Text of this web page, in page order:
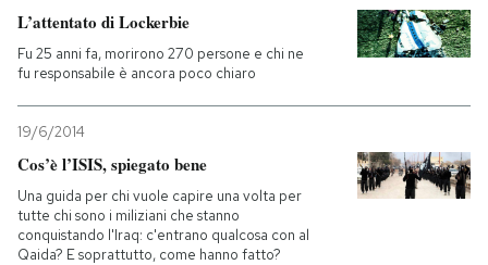
L’attentato di Lockerbie
Fu 25 anni fa, morirono 270 persone e chi ne
fu responsabile è ancora poco chiaro
19/6/2014
Cos’è l’ISIS, spiegato bene
Una guida per chi vuole capire una volta per
tutte chi sono i miliziani che stanno
conquistando l'Iraq: c'entrano qualcosa con al
Qaida? E soprattutto, come hanno fatto?